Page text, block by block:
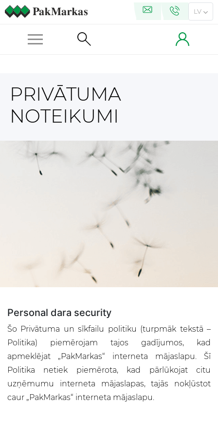
LV
PRIVĀTUMA
NOTEIKUMI
Personal dara security
Šo Privātuma un sīkfailu politiku (turpmāk tekstā –
Politika) piemērojam tajos gadījumos, kad
apmeklējat „PakMarkas“ interneta mājaslapu. Šī
Politika netiek piemērota, kad pārlūkojat citu
uzņēmumu interneta mājaslapas, tajās nokļūstot
caur „PakMarkas“ interneta mājaslapu.